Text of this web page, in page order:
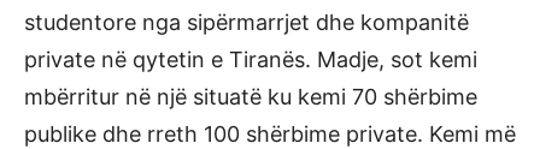
studentore nga sipërmarrjet dhe kompanitë
private në qytetin e Tiranës. Madje, sot kemi
mbërritur në një situatë ku kemi 70 shërbime
publike dhe rreth 100 shërbime private. Kemi më